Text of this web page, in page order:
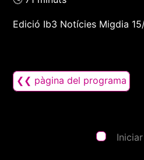
Edició Ib3 Notícies Migdia
❮❮ pàgina del programa